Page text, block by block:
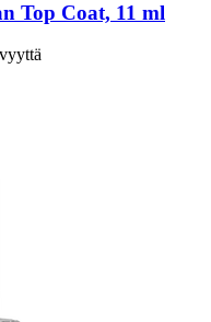
Top Coat, 11 ml